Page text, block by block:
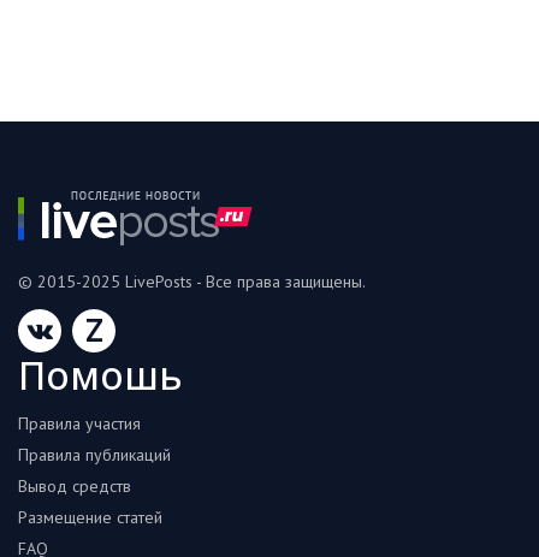
© 2015-2025 LivePosts - Все права защищены.
Z
Помошь
Правила участия
Правила публикаций
Вывод средств
Размещение статей
FAQ